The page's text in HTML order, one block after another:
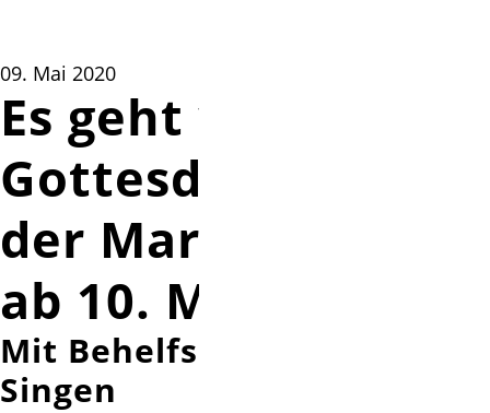
09. Mai 2020
Es geht wieder los:
Gottesdienst in
der Martinskirche
ab 10. Mai
Mit Behelfsmaske und ohne
Singen